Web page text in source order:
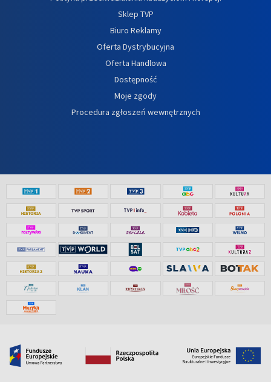
Sklep TVP
Biuro Reklamy
Oferta Dystrybucyjna
Oferta Handlowa
Dostępność
Moje zgody
Procedura zgłoszeń wewnętrznych